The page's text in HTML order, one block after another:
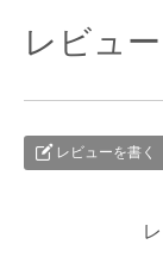
レビュー
レビューを書く